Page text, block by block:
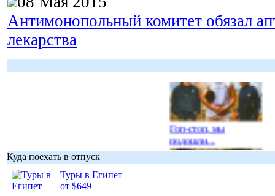
Антимонопольный комитет обязал
лекарства
Гоп-стоп, мы
подошли...
Куда поехать в отпуск
Туры в Египет
от $649